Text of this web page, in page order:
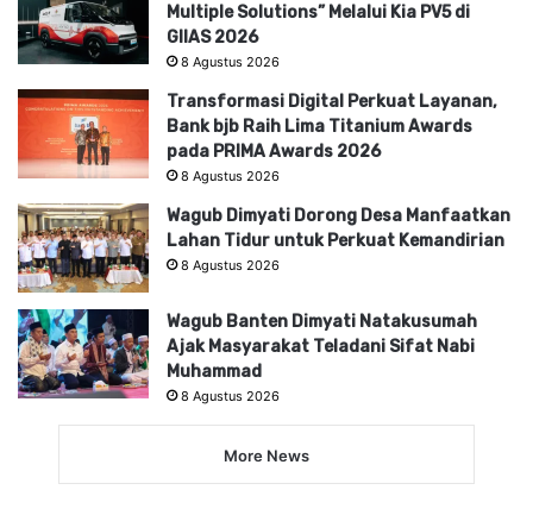
Multiple Solutions” Melalui Kia PV5 di
GIIAS 2026
8 Agustus 2026
Transformasi Digital Perkuat Layanan,
Bank bjb Raih Lima Titanium Awards
pada PRIMA Awards 2026
8 Agustus 2026
Wagub Dimyati Dorong Desa Manfaatkan
Lahan Tidur untuk Perkuat Kemandirian
8 Agustus 2026
Wagub Banten Dimyati Natakusumah
Ajak Masyarakat Teladani Sifat Nabi
Muhammad
8 Agustus 2026
More News